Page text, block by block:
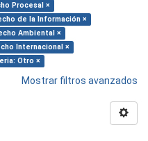
Procesal ×
de la Información ×
Ambiental ×
Internacional ×
Otro ×
Mostrar filtros avanzados